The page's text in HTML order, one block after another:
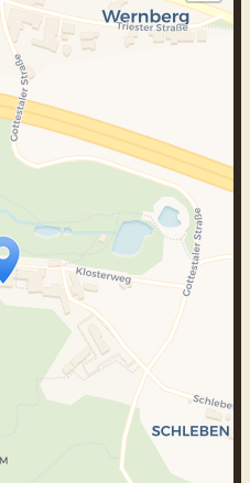
wird geladen …
nachdem deine
geladen wurde,
Dateien.